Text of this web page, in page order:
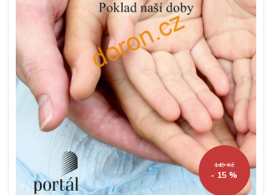
149 Kč
- 15 %